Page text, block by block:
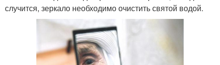
случится, зеркало необходимо очистить святой водой.